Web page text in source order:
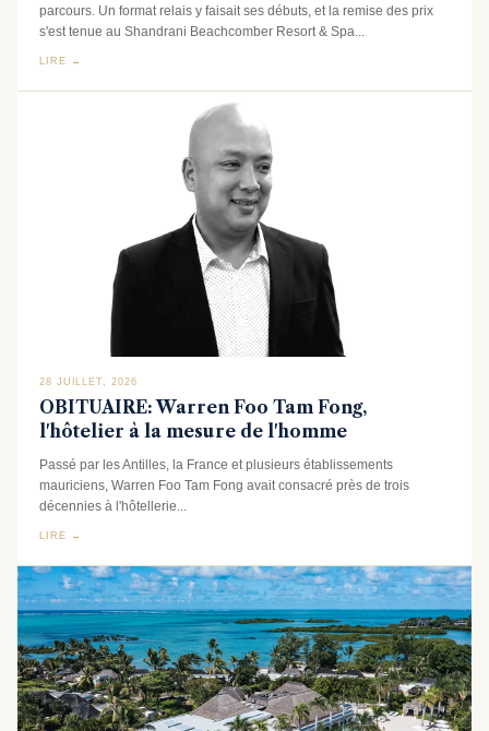
parcours. Un format relais y faisait ses débuts, et la remise des prix
s'est tenue au Shandrani Beachcomber Resort & Spa...
LIRE →
28 JUILLET, 2026
OBITUAIRE: Warren Foo Tam Fong,
l'hôtelier à la mesure de l'homme
Passé par les Antilles, la France et plusieurs établissements
mauriciens, Warren Foo Tam Fong avait consacré près de trois
décennies à l'hôtellerie...
LIRE →